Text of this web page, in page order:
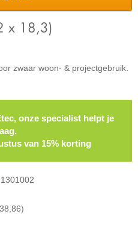
x 18,3)
zwaar woon- & projectgebruik.
onze specialist helpt je
van 15% korting